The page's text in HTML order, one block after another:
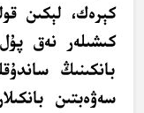
كېرەك، لېكىن
كىشىلەر نەق
بانكىنىڭ
سەۋەبتىن